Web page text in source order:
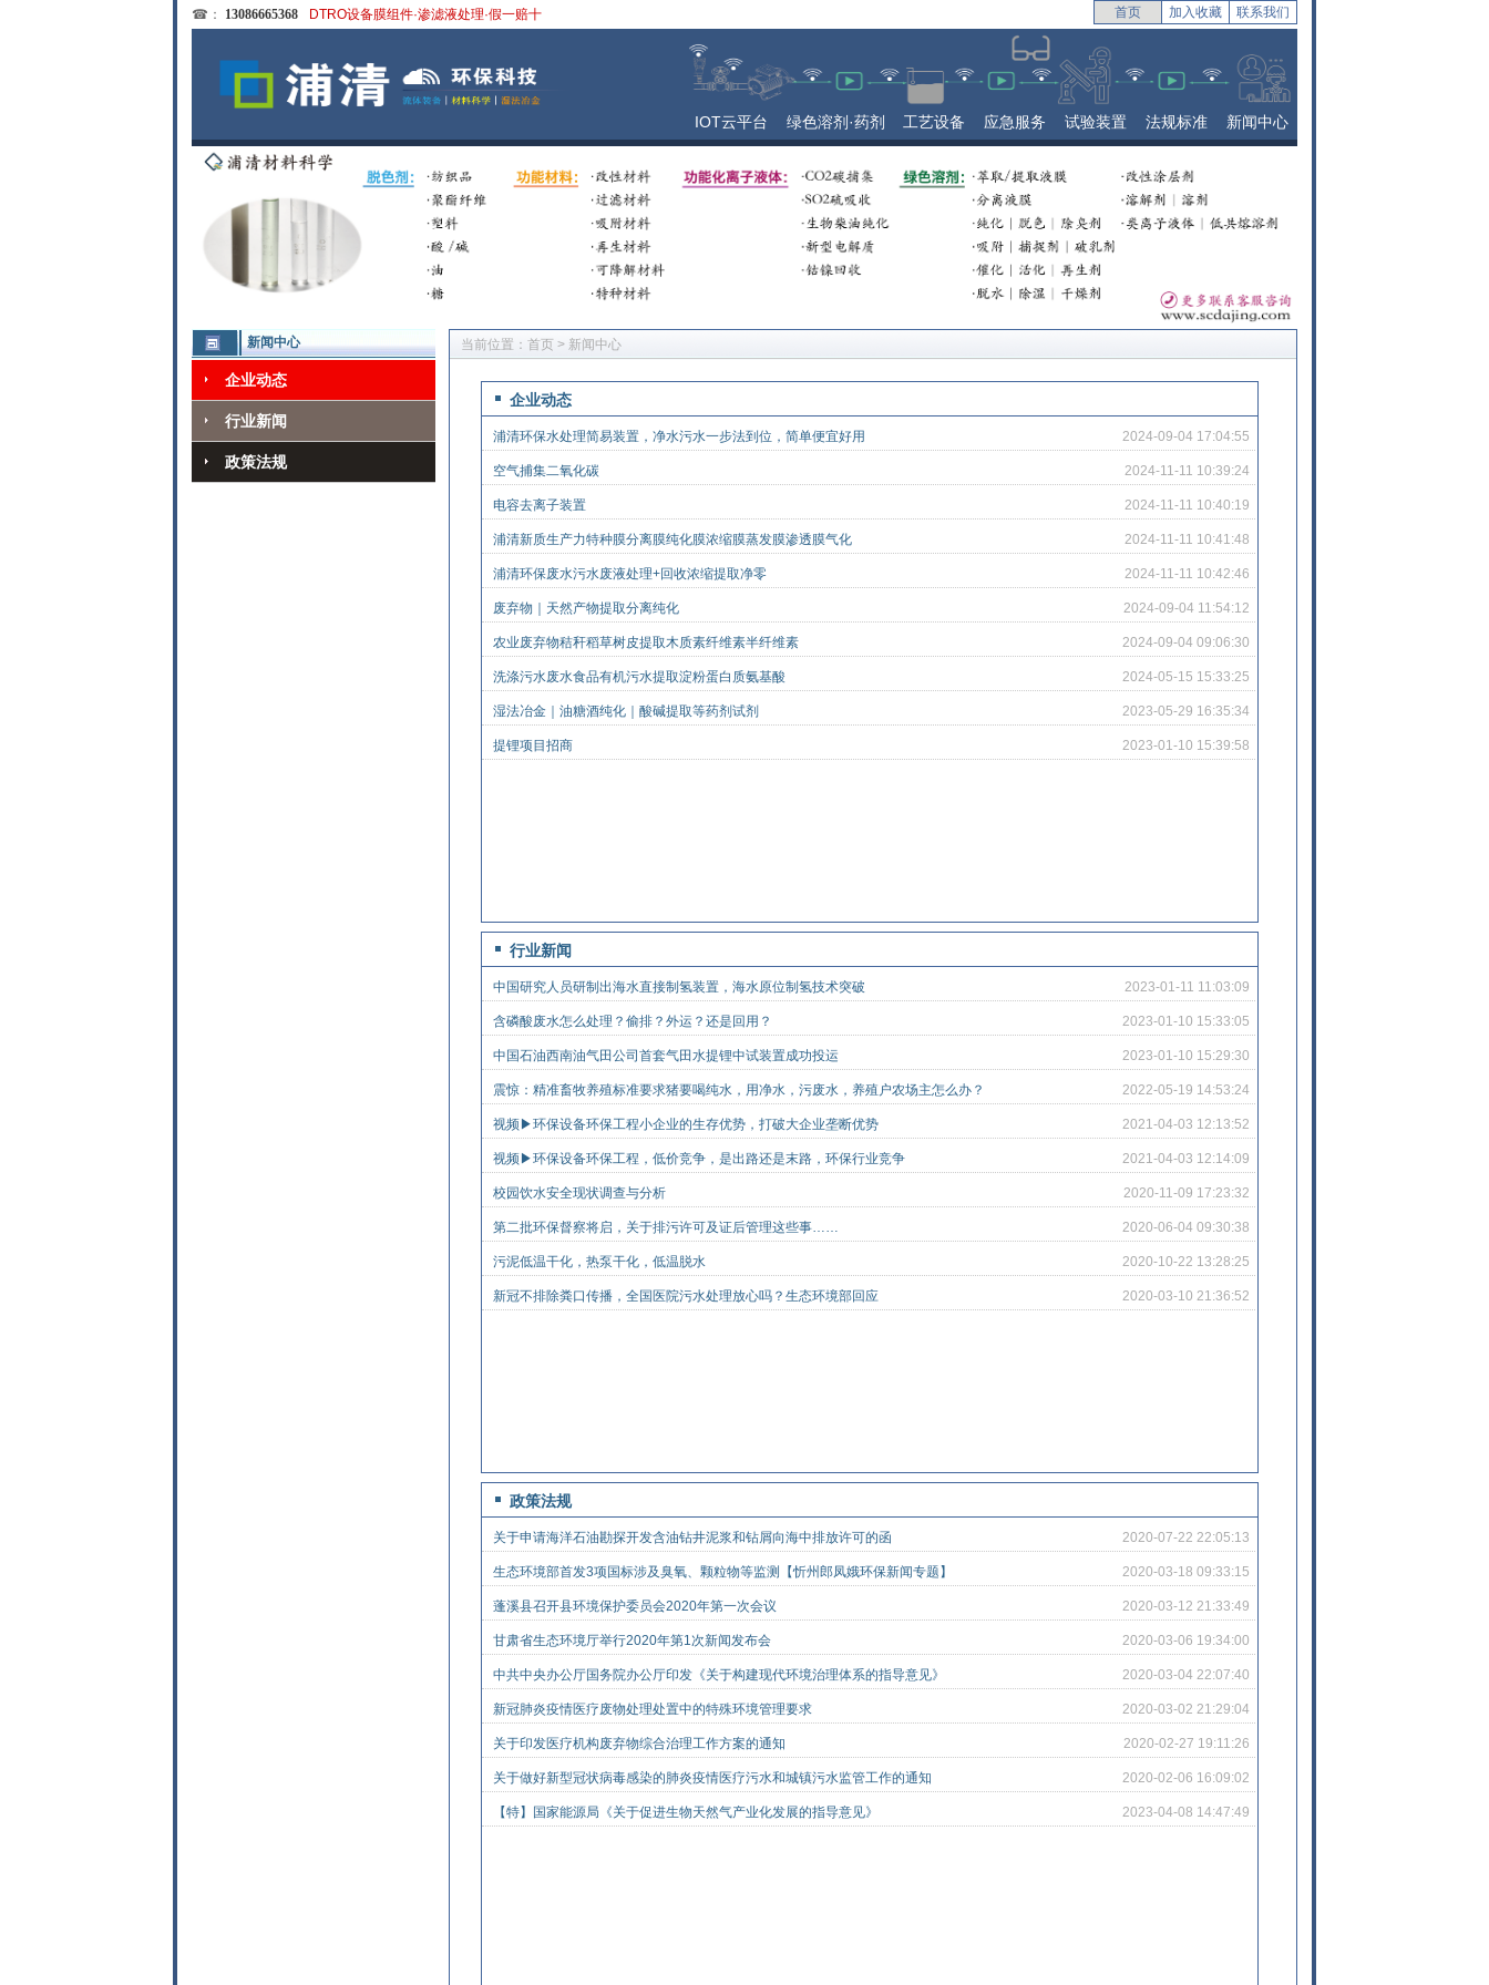
☎： 13086665368 DTRO设备膜组件·渗滤液处理·假一赔十 联系我们
加入收藏
首页
新闻中心
法规标准
试验装置
应急服务
工艺设备
绿色溶剂·药剂
IOT云平台
新闻中心
企业动态
行业新闻
政策法规
当前位置： 首页 > 新闻中心
企业动态
浦清环保水处理简易装置，净水污水一步法到位，简单便宜好用 2024-09-04 17:04:55
空气捕集二氧化碳 2024-11-11 10:39:24
电容去离子装置 2024-11-11 10:40:19
浦清新质生产力特种膜分离膜纯化膜浓缩膜蒸发膜渗透膜气化 2024-11-11 10:41:48
浦清环保废水污水废液处理+回收浓缩提取净零 2024-11-11 10:42:46
废弃物｜天然产物提取分离纯化 2024-09-04 11:54:12
农业废弃物秸秆稻草树皮提取木质素纤维素半纤维素 2024-09-04 09:06:30
洗涤污水废水食品有机污水提取淀粉蛋白质氨基酸 2024-05-15 15:33:25
湿法冶金｜油糖酒纯化｜酸碱提取等药剂试剂 2023-05-29 16:35:34
提锂项目招商 2023-01-10 15:39:58
行业新闻
中国研究人员研制出海水直接制氢装置，海水原位制氢技术突破 2023-01-11 11:03:09
含磷酸废水怎么处理？偷排？外运？还是回用？ 2023-01-10 15:33:05
中国石油西南油气田公司首套气田水提锂中试装置成功投运 2023-01-10 15:29:30
震惊：精准畜牧养殖标准要求猪要喝纯水，用净水，污废水，养殖户农场主怎么办？ 2022-05-19 14:53:24
视频▶环保设备环保工程小企业的生存优势，打破大企业垄断优势 2021-04-03 12:13:52
视频▶环保设备环保工程，低价竞争，是出路还是末路，环保行业竞争 2021-04-03 12:14:09
校园饮水安全现状调查与分析 2020-11-09 17:23:32
第二批环保督察将启，关于排污许可及证后管理这些事…… 2020-06-04 09:30:38
污泥低温干化，热泵干化，低温脱水 2020-10-22 13:28:25
新冠不排除粪口传播，全国医院污水处理放心吗？生态环境部回应 2020-03-10 21:36:52
政策法规
关于申请海洋石油勘探开发含油钻井泥浆和钻屑向海中排放许可的函 2020-07-22 22:05:13
生态环境部首发3项国标涉及臭氧、颗粒物等监测【忻州郎凤娥环保新闻专题】 2020-03-18 09:33:15
蓬溪县召开县环境保护委员会2020年第一次会议 2020-03-12 21:33:49
甘肃省生态环境厅举行2020年第1次新闻发布会 2020-03-06 19:34:00
中共中央办公厅国务院办公厅印发《关于构建现代环境治理体系的指导意见》 2020-03-04 22:07:40
新冠肺炎疫情医疗废物处理处置中的特殊环境管理要求 2020-03-02 21:29:04
关于印发医疗机构废弃物综合治理工作方案的通知 2020-02-27 19:11:26
关于做好新型冠状病毒感染的肺炎疫情医疗污水和城镇污水监管工作的通知 2020-02-06 16:09:02
【特】国家能源局《关于促进生物天然气产业化发展的指导意见》 2023-04-08 14:47:49